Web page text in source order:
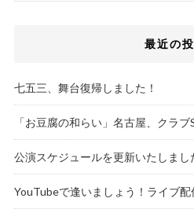
最近の
七五三、舞台復帰しました！
「お豆腐の和らい」名古屋、クラ
公演スケジュールを更新いたしまし
YouTubeで逢いましょう！ライブ配